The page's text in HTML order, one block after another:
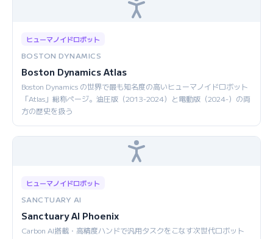
ヒューマノイドロボット
BOSTON DYNAMICS
Boston Dynamics Atlas
Boston Dynamics の世界で最も知名度の高いヒューマノイドロボット
「Atlas」総称ページ。油圧版（2013-2024）と電動版（2024-）の両
方の歴史を扱う
ヒューマノイドロボット
SANCTUARY AI
Sanctuary AI Phoenix
Carbon AI搭載・高精度ハンドで汎用タスクをこなす次世代ロボット